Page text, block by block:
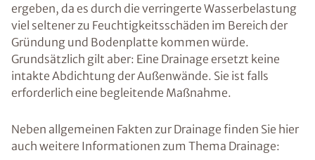
ergeben, da es durch die verringerte Wasserbelastung
viel seltener zu Feuchtigkeitsschäden im Bereich der
Gründung und Bodenplatte kommen würde.
Grundsätzlich gilt aber: Eine Drainage ersetzt keine
intakte Abdichtung der Außenwände. Sie ist falls
erforderlich eine begleitende Maßnahme.
Neben allgemeinen Fakten zur Drainage finden Sie hier
auch weitere Informationen zum Thema Drainage: